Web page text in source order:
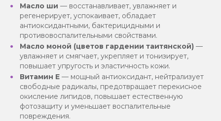
Масло ши — восстанавливает, увлажняет и
регенерирует, успокаивает, обладает
антиоксидантными, бактерицидными и
противовоспалительными свойствами.
Масло моной (цветов гардении таитянской) —
увлажняет и смягчает, укрепляет и тонизирует,
повышает упругость и эластичность кожи.
Витамин Е — мощный антиоксидант, нейтрализует
свободные радикалы, предотвращает перекисное
окисление липидов, повышает естественную
фотозащиту и уменьшает воспалительные
повреждения.